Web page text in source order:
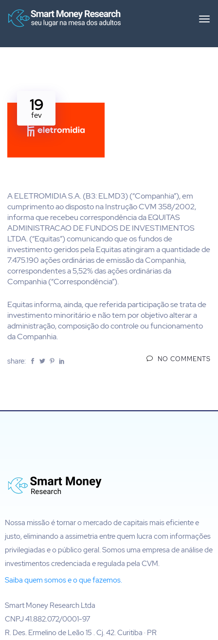
19
fev
A ELETROMIDIA S.A. (B3: ELMD3) (“Companhia”), em
cumprimento ao disposto na Instrução CVM 358/2002,
informa que recebeu correspondência da EQUITAS
ADMINISTRACAO DE FUNDOS DE INVESTIMENTOS
LTDA. (“Equitas”) comunicando que os fundos de
investimento geridos pela Equitas atingiram a quantidade de
7.475.190 ações ordinárias de emissão da Companhia,
correspondentes a 5,52% das ações ordinárias da
Companhia (“Correspondência”).
Equitas informa, ainda, que referida participação se trata de
investimento minoritário e não tem por objetivo alterar a
administração, composição do controle ou funcionamento
da Companhia.
share: NO COMMENTS
Nossa missão é tornar o mercado de capitais mais eficiente e
justo, eliminando a assimetria entre quem lucra com informações
privilegiadas e o público geral. Somos uma empresa de análise de
investimentos credenciada e regulada pela CVM.
Saiba quem somos e o que fazemos.
Smart Money Research Ltda
CNPJ 41.882.072/0001-97
R. Des. Ermelino de Leão 15 . Cj. 42. Curitiba · PR